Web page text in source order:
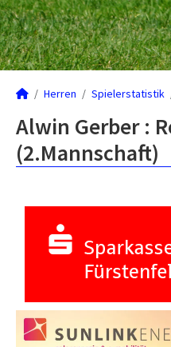
Herren Spielerstatistik
Alwin Gerber :
(2.Mannschaft)